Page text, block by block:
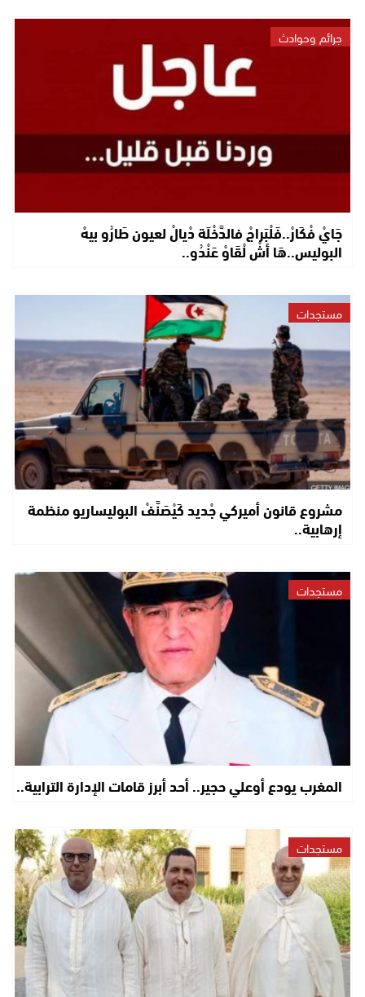
جرائم وحوادث
جَايْ فْكَارْ..فَلْبَراجْ فالدَّخْلَة دْيالْ لعيون طَارُو بيهْ
البوليس..هَا أشْ لْقَاوْ عَنْدُو..
مستجدات
مشروع قانون أميركي جْديد كَيْصَنَّفْ البوليساريو منظمة
إرهابية..
مستجدات
المغرب يودع أوعلي حجير.. أحد أبرز قامات الإدارة الترابية..
مستجدات